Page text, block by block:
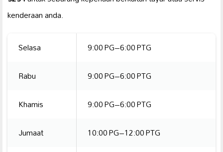
kenderaan anda.
Selasa
9:00 PG–6:00 PTG
Rabu
9:00 PG–6:00 PTG
Khamis
9:00 PG–6:00 PTG
Jumaat
10:00 PG–12:00 PTG